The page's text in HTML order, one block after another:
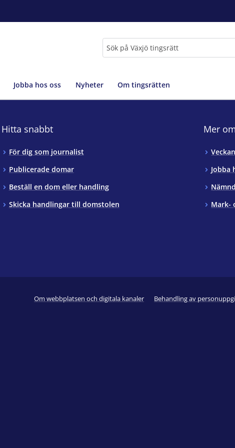
Jobba hos oss Nyheter Om tingsrätten
Hitta snabbt
För dig som journalist
Publicerade domar
Beställ en dom eller handling
Skicka handlingar till domstolen
Mer
Jobba
Mark-
Om webbplatsen och digitala kanaler Behandling av